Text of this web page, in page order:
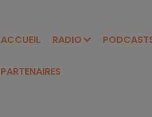
ACCUEIL RADIO
PARTENAIRES